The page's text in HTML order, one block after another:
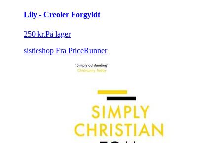
Lily - Creoler Forgyldt
250 kr.På lager
sistieshop Fra PriceRunner